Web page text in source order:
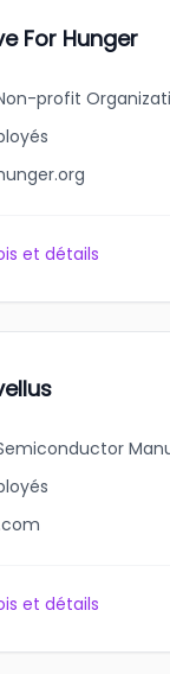
For Hunger
profit
et détails
et détails